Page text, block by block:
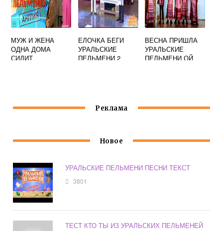
МУЖ И ЖЕНА
ОДНА ДОМА
СИДИТ
ЕЛОЧКА БЕГИ
УРАЛЬСКИЕ
ПЕЛЬМЕНИ 2
ВЕСНА ПРИШЛА
УРАЛЬСКИЕ
ПЕЛЬМЕНИ ОЙ
Реклама
Новое
УРАЛЬСКИЕ ПЕЛЬМЕНИ ПЕСНИ ТЕКСТ
3801
ТЕСТ КТО ТЫ ИЗ УРАЛЬСКИХ ПЕЛЬМЕНЕЙ